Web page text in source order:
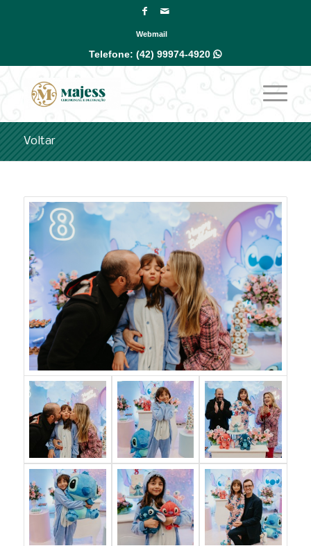
Webmail
Telefone:(42) 99974-4920
Voltar